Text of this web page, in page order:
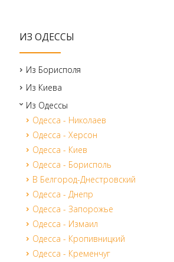
ИЗ ОДЕССЫ
Из Борисполя
Из Киева
Из Одессы
Одесса - Николаев
Одесса - Херсон
Одесса - Киев
Одесса - Борисполь
В Белгород-Днестровский
Одесса - Днепр
Одесса - Запорожье
Одесса - Измаил
Одесса - Кропивницкий
Одесса - Кременчуг